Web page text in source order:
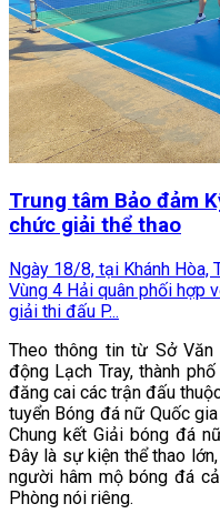
Trung tâm Bảo đảm
chức giải thể thao
Ngày 18/8, tại Khánh Hòa,
Vùng 4 Hải quân phối hợp
giải thi đấu P...
Theo thông tin từ Sở Văn
động Lạch Tray, thành
đăng cai các trận đấu
tuyển Bóng đá nữ Quốc
Chung kết Giải bóng đá
Đây là sự kiện thể thao
người hâm mộ bóng đá
Phòng nói riêng.